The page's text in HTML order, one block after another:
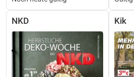
NKD Kik